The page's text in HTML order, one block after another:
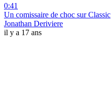
0:41
Un comissaire de choc sur Classic
Jonathan Deriviere
il y a 17 ans